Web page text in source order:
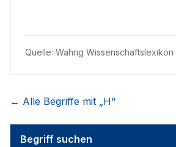
Quelle: Wahrig Wissenschaftslexikon
← Alle Begriffe mit „H“
Begriff suchen